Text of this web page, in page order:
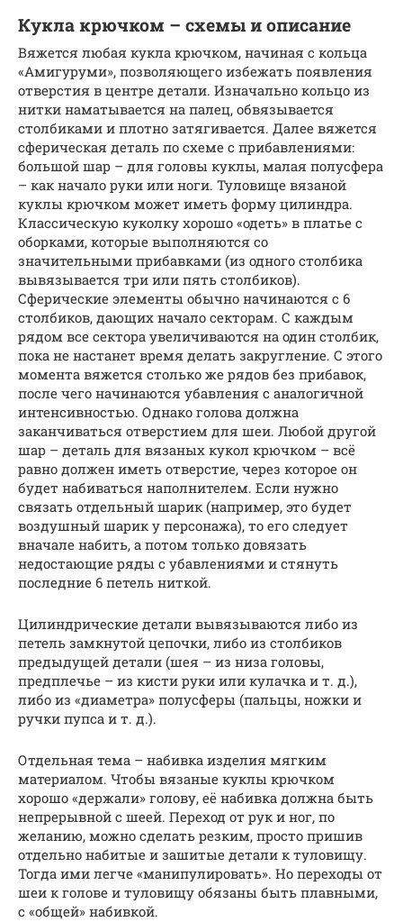
Кукла крючком – схемы и описание
Вяжется любая кукла крючком, начиная с кольца
«Амигуруми», позволяющего избежать появления
отверстия в центре детали. Изначально кольцо из
нитки наматывается на палец, обвязывается
столбиками и плотно затягивается. Далее вяжется
сферическая деталь по схеме с прибавлениями:
большой шар – для головы куклы, малая полусфера
– как начало руки или ноги. Туловище вязаной
куклы крючком может иметь форму цилиндра.
Классическую куколку хорошо «одеть» в платье с
оборками, которые выполняются со
значительными прибавками (из одного столбика
вывязывается три или пять столбиков).
Сферические элементы обычно начинаются с 6
столбиков, дающих начало секторам. С каждым
рядом все сектора увеличиваются на один столбик,
пока не настанет время делать закругление. С этого
момента вяжется столько же рядов без прибавок,
после чего начинаются убавления с аналогичной
интенсивностью. Однако голова должна
заканчиваться отверстием для шеи. Любой другой
шар – деталь для вязаных кукол крючком – всё
равно должен иметь отверстие, через которое он
будет набиваться наполнителем. Если нужно
связать отдельный шарик (например, это будет
воздушный шарик у персонажа), то его следует
вначале набить, а потом только довязать
недостающие ряды с убавлениями и стянуть
последние 6 петель ниткой.
Цилиндрические детали вывязываются либо из
петель замкнутой цепочки, либо из столбиков
предыдущей детали (шея – из низа головы,
предплечье – из кисти руки или кулачка и т. д.),
либо из «диаметра» полусферы (пальцы, ножки и
ручки пупса и т. д.).
Отдельная тема – набивка изделия мягким
материалом. Чтобы вязаные куклы крючком
хорошо «держали» голову, её набивка должна быть
непрерывной с шеей. Переход от рук и ног, по
желанию, можно сделать резким, просто пришив
отдельно набитые и зашитые детали к туловищу.
Тогда ими легче «манипулировать». Но переходы от
шеи к голове и туловищу обязаны быть плавными,
с «общей» набивкой.